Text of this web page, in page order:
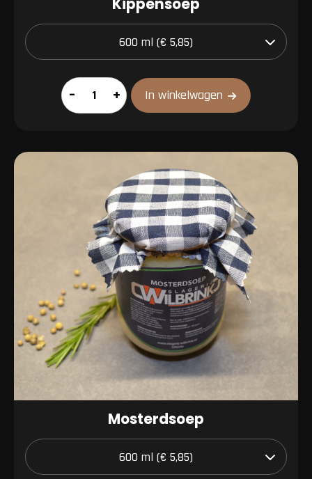
Kippensoep
Kippensoep
aantal
– + In winkelwagen
Mosterdsoep